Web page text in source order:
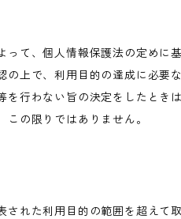
て、個人情報保護法の定め
上で、利用目的の達成に必
行わない旨の決定をしたと
の限りではありません。
れた利用目的の範囲を超え